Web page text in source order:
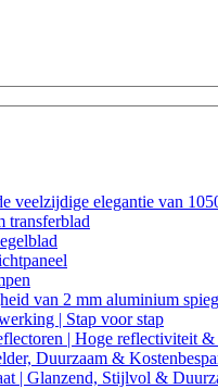
veelzijdige elegantie van
transferblad
van 2 mm aluminium
| Stap voor stap
| Hoge reflectiviteit &
Duurzaam &
| Glanzend, Stijlvol &